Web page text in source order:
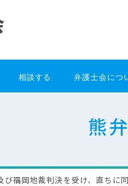
相談する 弁護士会につ
熊
び福岡地裁判決を受け、直ちに